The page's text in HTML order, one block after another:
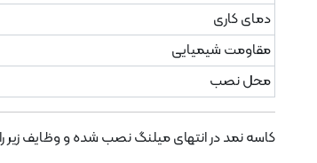
دمای کاری
مقاومت شیمیایی
محل نصب
کاسه نمد در انتهای میلنگ نصب شده و وظایف زیر